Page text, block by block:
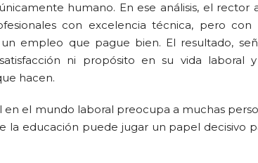
humano. En ese análisis, el rector
con excelencia técnica, pero
empleo que pague bien. El resultado,
ni propósito en su vida laboral
hacen.
en el mundo laboral preocupa a muchas
la educación puede jugar un papel decisivo